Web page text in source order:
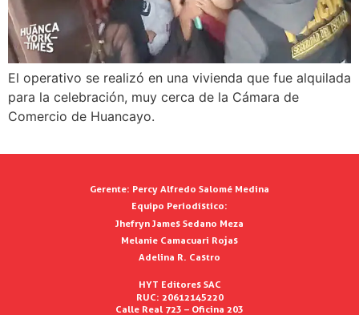
El operativo se realizó en una vivienda que fue alquilada
para la celebración, muy cerca de la Cámara de
Comercio de Huancayo.
Gerente: Percy Alfredo Salomé Medina
Equipo Periodístico:
Jhefryn James Sedano Meza
Melanie Camacuari Rojas
Adelina R. Castro
HYT Editores SAC
RUC: 20612145220
Calle Real 723 – Oficina 203